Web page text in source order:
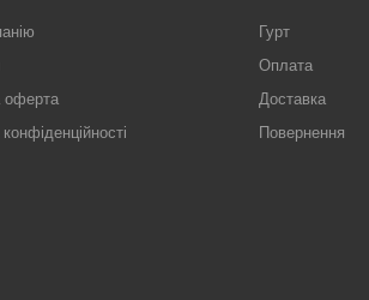
оферта
Гурт
Оплата
Доставка
Повернення